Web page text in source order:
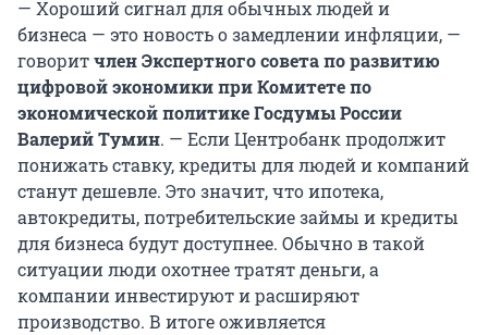
— Хороший сигнал для обычных людей и
бизнеса — это новость о замедлении инфляции, —
говоритчлен Экспертного совета по развитию
цифровой‌ экономики при Комитете по
экономической политике Госдумы России
Валерий Тумин. — Если Центробанк продолжит
понижать ставку, кредиты для людей и компаний
станут дешевле. Это значит, что ипотека,
автокредиты, потребительские займы и кредиты
для бизнеса будут доступнее. Обычно в такой
ситуации люди охотнее тратят деньги, а
компании инвестируют и расширяют
производство. В итоге оживляется